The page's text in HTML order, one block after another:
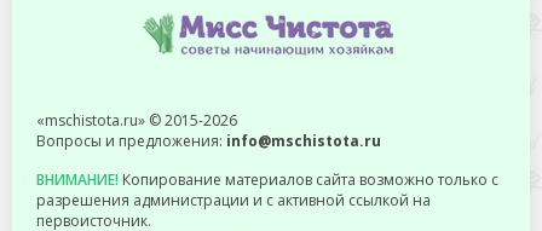
«mschistota.ru» © 2015-2026
Вопросы и предложения: info@mschistota.ru
ВНИМАНИЕ! Копирование материалов сайта возможно только с
разрешения администрации и с активной ссылкой на
первоисточник.